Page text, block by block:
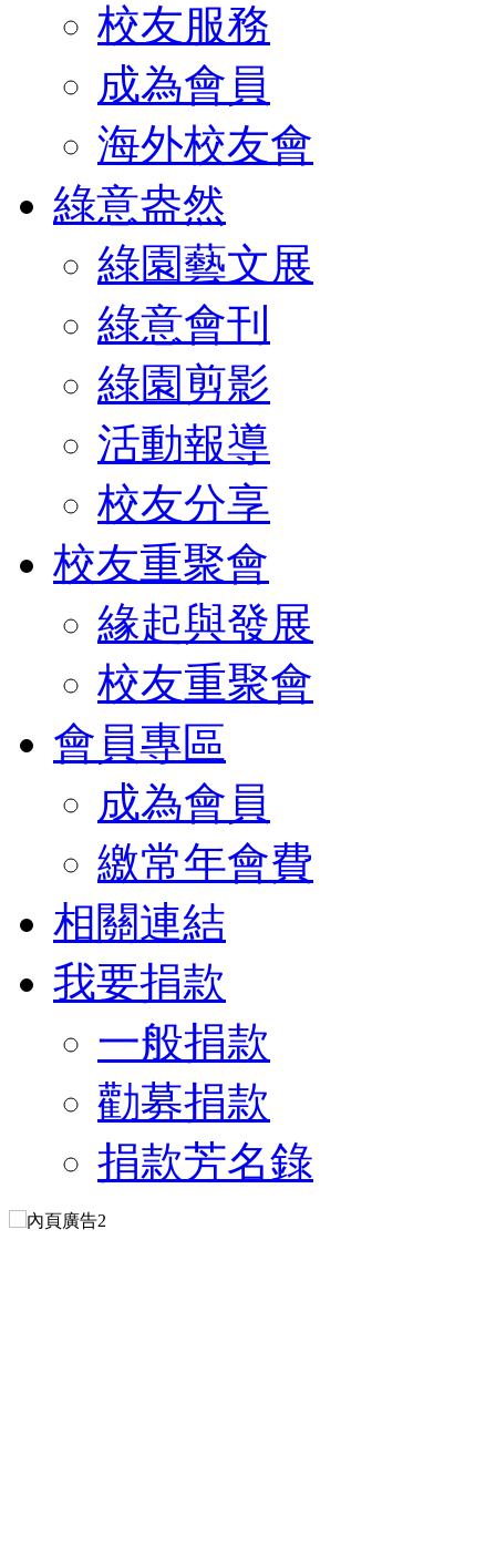
校友服務
成為會員
海外校友會
綠意盎然
綠園藝文展
綠意會刊
綠園剪影
活動報導
校友分享
校友重聚會
緣起與發展
校友重聚會
會員專區
成為會員
繳常年會費
相關連結
我要捐款
一般捐款
勸募捐款
捐款芳名錄